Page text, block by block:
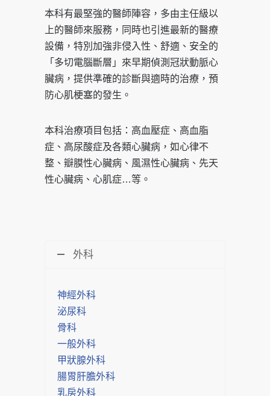
本科有最堅強的醫師陣容，多由主任級以
上的醫師來服務，同時也引進最新的醫療
設備，特別加強非侵入性、舒適、安全的
「多切電腦斷層」來早期偵測冠狀動脈心
臟病，提供準確的診斷與適時的治療，預
防心肌梗塞的發生。
本科治療項目包括：高血壓症、高血脂
症、高尿酸症及各類心臟病，如心律不
整、瓣膜性心臟病、風濕性心臟病、先天
性心臟病、心肌症…等。
外科
神經外科
泌尿科
骨科
一般外科
甲狀腺外科
腸胃肝膽外科
乳房外科